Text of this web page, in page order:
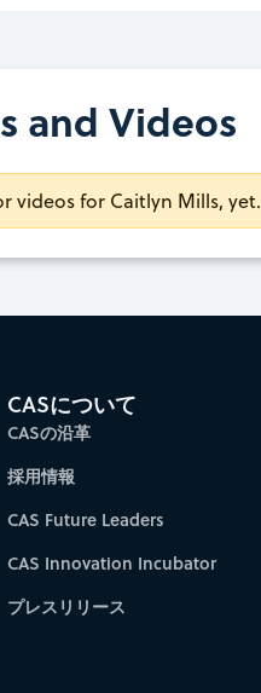
and Videos
videos for Caitlyn Mills, yet.
CASについて
CASの沿革
採用情報
CAS Future Leaders
CAS Innovation Incubator
プレスリリース